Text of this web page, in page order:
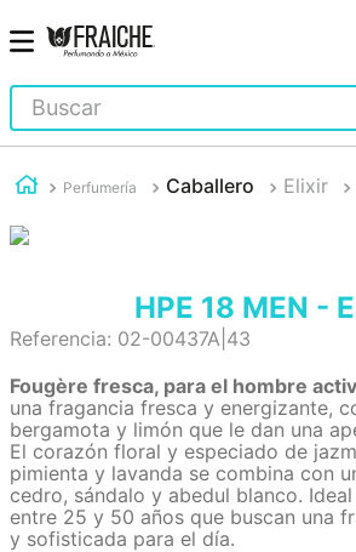
Buscar
Perfumería Caballero Elixir
HPE 18 MEN -
Referencia: 02-00437A|43
Fougère fresca, para el hombre
una fragancia fresca y energizante,
bergamota y limón que le dan una
El corazón floral y especiado de
pimienta y lavanda se combina con
cedro, sándalo y abedul blanco.
entre 25 y 50 años que buscan una
y sofisticada para el día.